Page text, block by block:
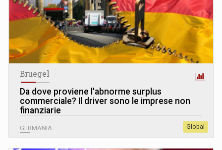
Bruegel
Da dove proviene l'abnorme surplus
commerciale? Il driver sono le imprese non
finanziarie
GERMANIA Global